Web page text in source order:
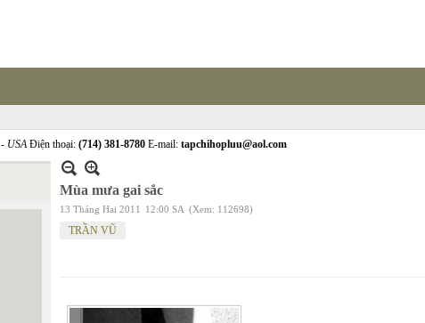
- USAĐiện thoại: (714) 381-8780 E-mail: tapchihopluu@aol.com
Mùa mưa gai sắc
13 Tháng Hai 2011 12:00 SA (Xem: 112698)
TRẦN VŨ